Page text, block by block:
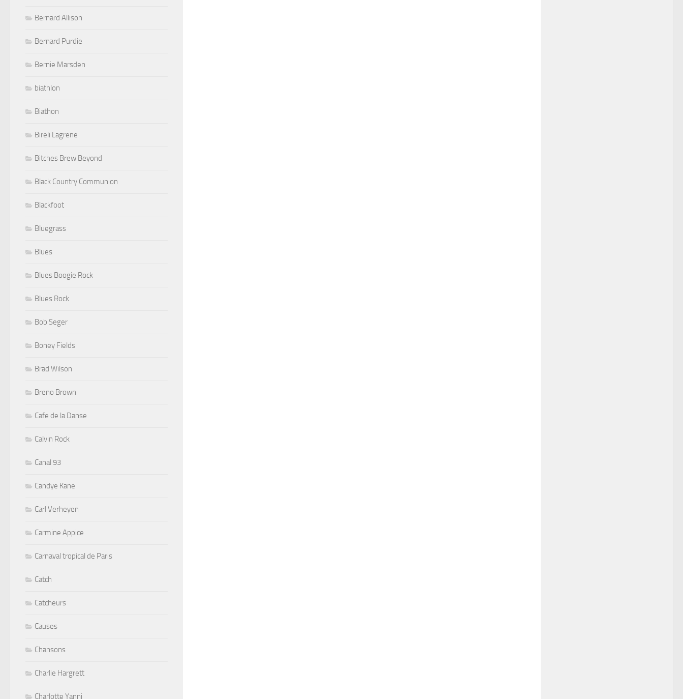
Bernard Allison
Bernard Purdie
Bernie Marsden
biathlon
Biathon
Bireli Lagrene
Bitches Brew Beyond
Black Country Communion
Blackfoot
Bluegrass
Blues
Blues Boogie Rock
Blues Rock
Bob Seger
Boney Fields
Brad Wilson
Breno Brown
Cafe de la Danse
Calvin Rock
Canal 93
Candye Kane
Carl Verheyen
Carmine Appice
Carnaval tropical de Paris
Catch
Catcheurs
Causes
Chansons
Charlie Hargrett
Charlotte Yanni